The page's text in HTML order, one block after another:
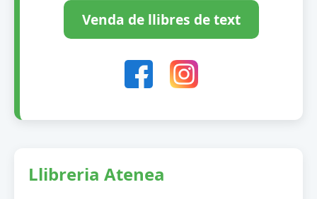
Venda de llibres de text
Llibreria Atenea